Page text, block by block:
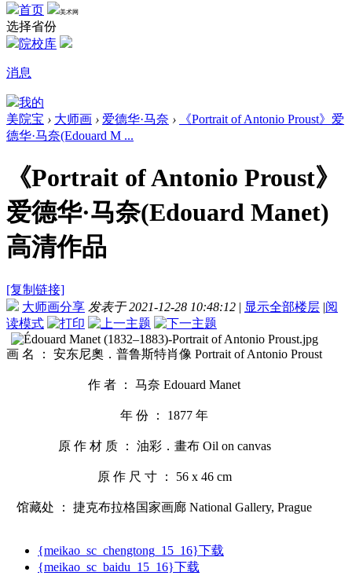
首页
美术网
选择省份
院校库
消息
我的
美院宝 › 大师画 › 爱德华·马奈 ›
《Portrait of Antonio Proust》爱
德华·马奈(Edouard M ...
《Portrait of Antonio Proust》
爱德华·马奈(Edouard Manet)
高清作品
[复制链接]
大师画分享 发表于 2021-12-28 10:48:12 | 显示全部楼层 |阅
读模式
画 名 ： 安东尼奧．普鲁斯特肖像 Portrait of Antonio Proust
作 者 ： 马奈 Edouard Manet
年 份 ： 1877 年
原 作 材 质 ： 油彩．畫布 Oil on canvas
原 作 尺 寸 ： 56 x 46 cm
馆藏处 ： 捷克布拉格国家画廊 National Gallery, Prague
{meikao_sc_chengtong_15_16}下载
{meikao_sc_baidu_15_16}下载